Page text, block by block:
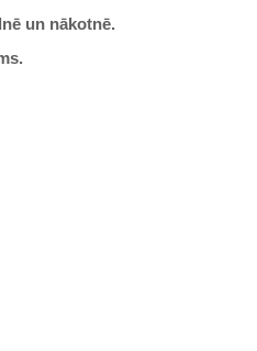
un nākotnē.